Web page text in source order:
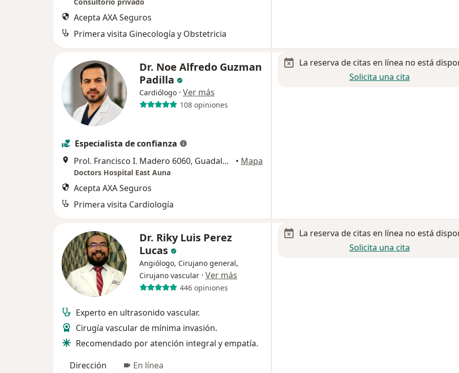
Acepta AXA Seguros
Primera visita Ginecología y Obstetricia
Dr. Noe Alfredo Guzman
Padilla
Cardiólogo · Ver más
108 opiniones
Especialista de confianza
Prol. Francisco I. Madero 6060, Guadalupe
• Mapa
Doctors Hospital East Auna
Acepta AXA Seguros
Primera visita Cardiología
La reserva de citas en línea no está
Solicita una cita
Dr. Riky Luis Perez
Lucas
Angiólogo, Cirujano general,
Cirujano vascular · Ver más
446 opiniones
Experto en ultrasonido vascular.
Cirugía vascular de mínima invasión.
Recomendado por atención integral y empatía.
Dirección
En línea
La reserva de citas en línea no está
Solicita una cita